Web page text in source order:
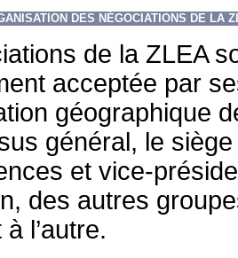
DES NÉGOCIATIONS DE LA
de la ZLEA
acceptée par
géographique
général, le
et vice-
des autres
l’autre.